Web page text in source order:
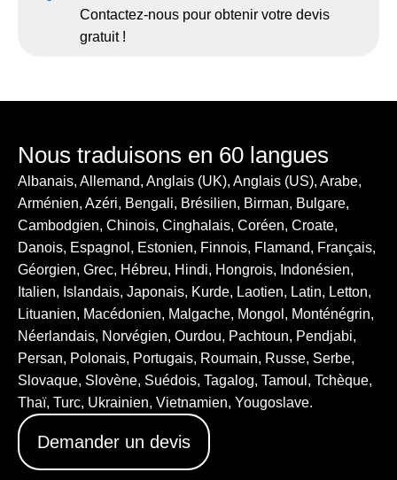
Contactez-nous pour obtenir votre devis
gratuit !
Nous traduisons en 60 langues
Albanais, Allemand, Anglais (UK), Anglais (US), Arabe,
Arménien, Azéri, Bengali, Brésilien, Birman, Bulgare,
Cambodgien, Chinois, Cinghalais, Coréen, Croate,
Danois, Espagnol, Estonien, Finnois, Flamand, Français,
Géorgien, Grec, Hébreu, Hindi, Hongrois, Indonésien,
Italien, Islandais, Japonais, Kurde, Laotien, Latin, Letton,
Lituanien, Macédonien, Malgache, Mongol, Monténégrin,
Néerlandais, Norvégien, Ourdou, Pachtoun, Pendjabi,
Persan, Polonais, Portugais, Roumain, Russe, Serbe,
Slovaque, Slovène, Suédois, Tagalog, Tamoul, Tchèque,
Thaï, Turc, Ukrainien, Vietnamien, Yougoslave.
Demander un devis